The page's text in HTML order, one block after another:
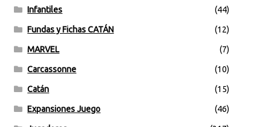
Infantiles (44)
Fundas y Fichas CATÁN (12)
MARVEL (7)
Carcassonne (10)
Catán (15)
Expansiones Juego (46)